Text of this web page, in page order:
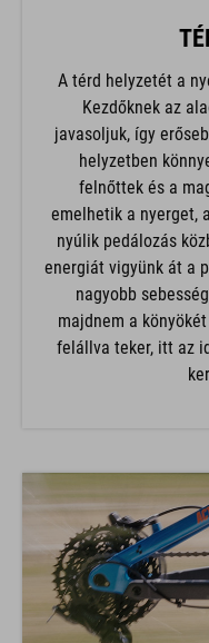
A térd helyzetét a
Kezdőknek az
javasoljuk, így
helyzetben
felnőttek és a
emelhetik a nyerget,
nyúlik pedálozás
energiát vigyünk át a
nagyobb
majdnem a
felállva teker, itt az